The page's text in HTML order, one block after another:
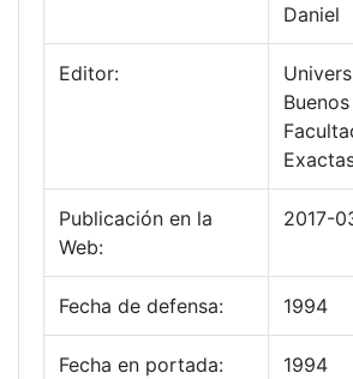
Daniel
Editor:
Publicación en la
Web:
2017-
Fecha de defensa: 1994
Fecha en portada: 1994